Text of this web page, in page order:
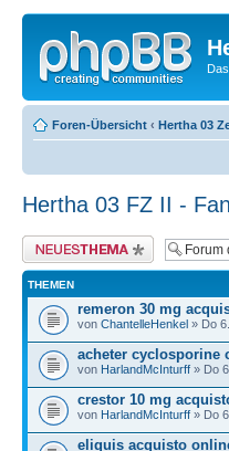
Foren-Übersicht ‹ Hertha 03
Hertha 03 FZ II -
Neues Thema erstellen
THEMEN
remeron 30 mg
von ChantelleHenkel » Do
acheter cyclosporine
von HarlandMcInturff » Do
crestor 10 mg
von HarlandMcInturff » Do
eliquis acquisto